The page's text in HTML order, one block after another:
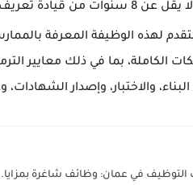
خدمات الويب متعددة المستويات
لهذه الوظيفة المعرفة
الكاملة، بما في ذلك معايير
والاختبار، وإصدار
التوظيف في عمان: وظائف شاغرة